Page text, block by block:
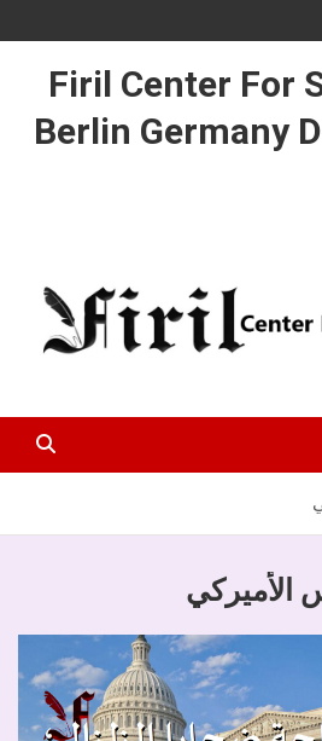
Firil Center For
Berlin Germany
الأميركي